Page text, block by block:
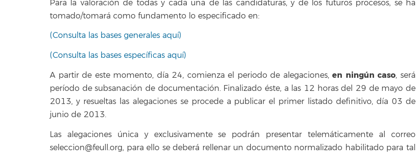
Para la valoración de todas y cada una de las candidaturas, y de los futuros procesos, se ha
tomado/tomará como fundamento lo especificado en:
(Consulta las bases generales aquí)
(Consulta las bases específicas aquí)
A partir de este momento, día 24, comienza el periodo de alegaciones,en ningún caso, será
período de subsanación de documentación. Finalizado éste, a las 12 horas del 29 de mayo de
2013, y resueltas las alegaciones se procede a publicar el primer listado definitivo, día 03 de
junio de 2013.
Las alegaciones única y exclusivamente se podrán presentar telemáticamente al correo
seleccion@feull.org, para ello se deberá rellenar un documento normalizado habilitado para tal